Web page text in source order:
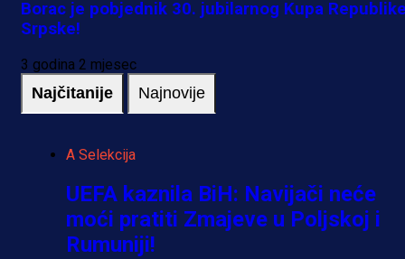
Borac je pobjednik 30. jubilarnog Kupa
Srpske!
3 godina 2 mjesec
Najčitanije Najnovije
A Selekcija
UEFA kaznila BiH: Navijači neće
moći pratiti Zmajeve u Poljskoj i
Rumuniji!